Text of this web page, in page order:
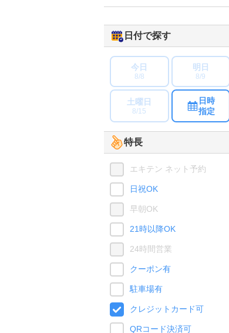
日付で探す
今日
8/8
明日
8/9
土曜日
8/15
日時
指定
特長
エキテン ネット予約
日祝OK
早朝OK
21時以降OK
24時間営業
クーポン有
駐車場有
クレジットカード可
QRコード決済可